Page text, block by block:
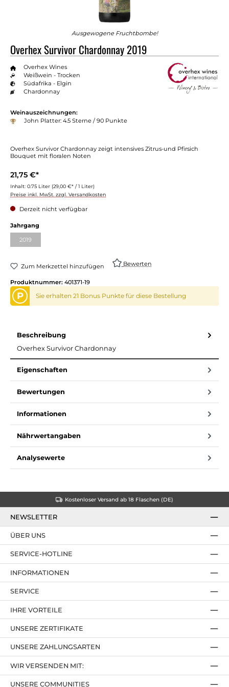
Ausgewogene Fruchtbombe!
Overhex Survivor Chardonnay 2019
Overhex Wines
Weißwein - Trocken
Südafrika - Elgin
Chardonnay
Weinauszeichnungen:
John Platter: 4.5 Sterne / 90 Punkte
Overhex Survivor Chardonnay zeigt intensives Zitrus-und Pfirsich
Bouquet mit floralen Noten
21,75 €*
Inhalt: 0.75 Liter (29,00 €* / 1 Liter)
Preise inkl. MwSt. zzgl. Versandkosten
Derzeit nicht verfügbar
Jahrgang
2019(Diese Option ist zurzeit nicht verfügbar.)
Zum Merkzettel hinzufügen Bewerten
Produktnummer: 401371-19
P Sie erhalten 21 Bonus Punkte für diese Bestellung
Beschreibung
Overhex Survivor Chardonnay
Eigenschaften
Bewertungen
Informationen
Nährwertangaben
Analysewerte
Kostenloser Versand ab 18 Flaschen (DE)
NEWSLETTER
SERVICE-HOTLINE
IHRE VORTEILE
UNSERE ZAHLUNGSARTEN
ÜBER UNS
UNSERE ZERTIFIKATE
INFORMATIONEN
SERVICE
UNSERE COMMUNITIES
WIR VERSENDEN MIT: